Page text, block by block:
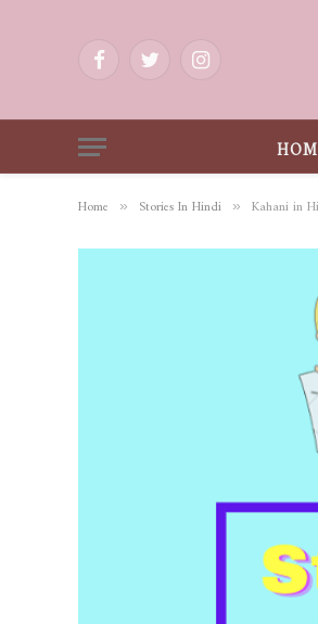
FacebookTwitterInstagram
Home » Stories In Hindi » Kahani in